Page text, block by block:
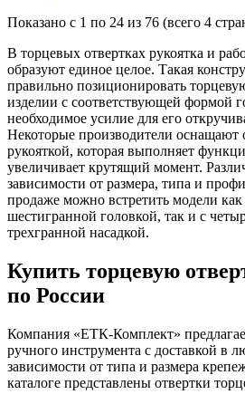
Показано с 1 по 24 из 76 (всего 4
В торцевых отвертках рукоятка и
образуют единое целое. Такая
правильно позиционировать
изделии с соответствующей формой
необходимое усилие для его
Некоторые производители оснащают
рукояткой, которая выполняет
увеличивает крутящий момент.
зависимости от размера, типа и
продаже можно встретить модели как
шестигранной головкой, так и с
трехгранной насадкой.
Купить торцевую
по России
Компания «ЕТК-Комплект»
ручного инструмента с доставкой в
зависимости от типа и размера
каталоге представлены отвертки